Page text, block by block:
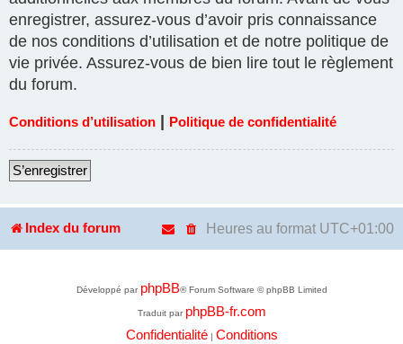
enregistrer, assurez-vous d’avoir pris connaissance
de nos conditions d’utilisation et de notre politique de
vie privée. Assurez-vous de bien lire tout le règlement
du forum.
Conditions d’utilisation Politique de confidentialité
S’enregistrer
Index du forum Heures au format UTC+01:00
Développé par phpBB® Forum Software © phpBB Limited
Traduit par phpBB-fr.com
Confidentialité| Conditions